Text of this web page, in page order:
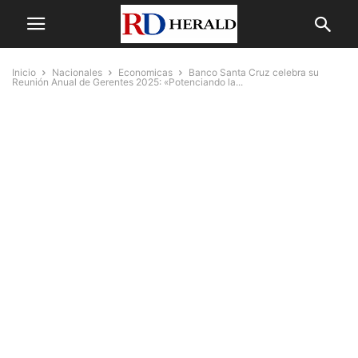
Inicio Nacionales Economicas
Banco Santa Cruz celebra su
Reunión Anual de Gerentes 2025: «Potenciando la...